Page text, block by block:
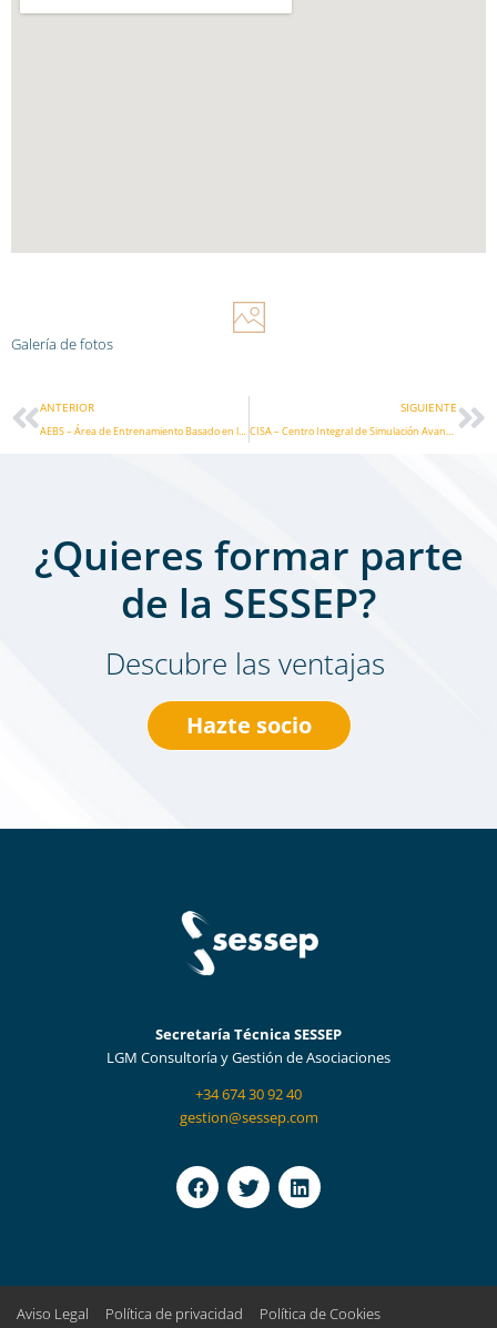
Galería de fotos
AntANTERIOR SIGUIENTE
¿Quieres formar parte
de la SESSEP?
Descubre las ventajas
Hazte socio
Secretaría Técnica SESSEP
LGM Consultoría y Gestión de Asociaciones
+34 674 30 92 40
gestion@sessep.com
F
a
c
o
T
w
i
e
L
i
n
d
Aviso Legal Política de privacidad Política de Cookies